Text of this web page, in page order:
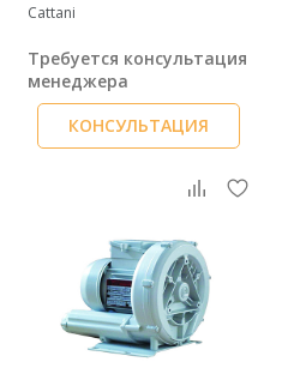
Cattani
Требуется консультация
менеджера
КОНСУЛЬТАЦИЯ